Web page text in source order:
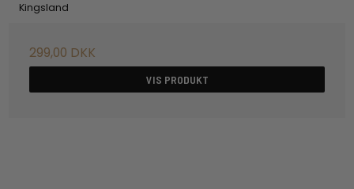
Kingsland
299,00 DKK
VIS PRODUKT